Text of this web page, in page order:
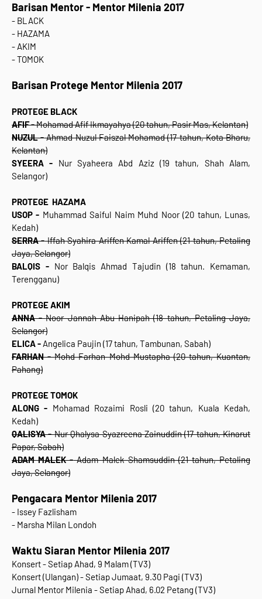
Barisan Mentor - Mentor Milenia 2017
- BLACK
- HAZAMA
- AKIM
- TOMOK
Barisan Protege Mentor Milenia 2017
PROTEGE BLACK
AFIF -Mohamad Afif Ikmayahya (20 tahun, Pasir Mas, Kelantan)
NUZUL -Ahmad Nuzul Faiszal Mohamad (17 tahun, Kota Bharu,
Kelantan)
SYEERA - Nur Syaheera Abd Aziz (19 tahun, Shah Alam,
Selangor)
PROTEGE HAZAMA
USOP - Muhammad Saiful Naim Muhd Noor (20 tahun, Lunas,
Kedah)
SERRA -Iffah Syahira Ariffen Kamal Ariffen (21 tahun, Petaling
Jaya, Selangor)
BALQIS -Nor Balqis Ahmad Tajudin (18 tahun. Kemaman,
Terengganu)
PROTEGE AKIM
ANNA -Noor Jannah Abu Hanipah (18 tahun, Petaling Jaya,
Selangor)
ELICA - Angelica Paujin (17 tahun, Tambunan, Sabah)
FARHAN -Mohd Farhan Mohd Mustapha (20 tahun, Kuantan,
Pahang)
PROTEGE TOMOK
ALONG - Mohamad Rozaimi Rosli (20 tahun, Kuala Kedah,
Kedah)
QALISYA -Nur Qhalysa Syazreena Zainuddin (17 tahun, Kinarut
Papar, Sabah)
ADAM MALEK -Adam Malek Shamsuddin (21 tahun, Petaling
Jaya, Selangor)
Pengacara Mentor Milenia 2017
- Issey Fazlisham
- Marsha Milan Londoh
Waktu Siaran Mentor Milenia 2017
Konsert - Setiap Ahad, 9 Malam (TV3)
Konsert (Ulangan) - Setiap Jumaat, 9.30 Pagi (TV3)
Jurnal Mentor Milenia - Setiap Ahad, 6.02 Petang (TV3)